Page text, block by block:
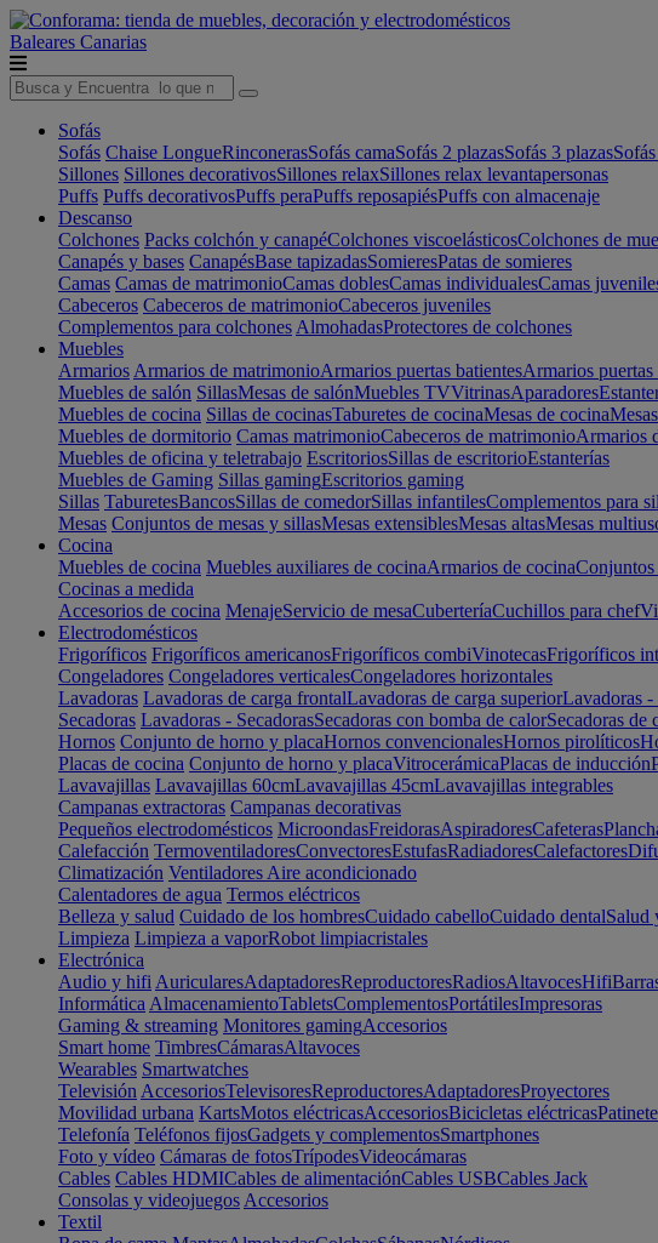
Baleares Canarias
Sofás
Sofás Chaise LongueRinconerasSofás camaSofás 2 plazasSofás 3 plazas
Sillones Sillones decorativosSillones relaxSillones relax levantapersonas
Puffs Puffs decorativosPuffs peraPuffs reposapiésPuffs con almacenaje
Descanso
Colchones Packs colchón y canapéColchones viscoelásticosColchones de
Canapés y bases CanapésBase tapizadasSomieresPatas de somieres
Camas Camas de matrimonioCamas doblesCamas individualesCamas
Cabeceros Cabeceros de matrimonioCabeceros juveniles
Complementos para colchones AlmohadasProtectores de colchones
Muebles
Armarios Armarios de matrimonioArmarios puertas batientesArmarios puertas
Muebles de salón SillasMesas de salónMuebles TVVitrinasAparadores
Muebles de cocina Sillas de cocinasTaburetes de cocinaMesas de cocina
Muebles de dormitorio Camas matrimonioCabeceros de matrimonioArmarios
Muebles de oficina y teletrabajo EscritoriosSillas de escritorioEstanterías
Muebles de Gaming Sillas gamingEscritorios gaming
Sillas TaburetesBancosSillas de comedorSillas infantilesComplementos para
Mesas Conjuntos de mesas y sillasMesas extensiblesMesas altasMesas
Cocina
Muebles de cocina Muebles auxiliares de cocinaArmarios de cocinaConjuntos
Cocinas a medida
Accesorios de cocina MenajeServicio de mesaCuberteríaCuchillos para chef
Electrodomésticos
Frigoríficos Frigoríficos americanosFrigoríficos combiVinotecasFrigoríficos
Congeladores Congeladores verticalesCongeladores horizontales
Lavadoras Lavadoras de carga frontalLavadoras de carga superiorLavadoras -
Secadoras Lavadoras - SecadorasSecadoras con bomba de calorSecadoras de
Hornos Conjunto de horno y placaHornos convencionalesHornos pirolíticos
Placas de cocina Conjunto de horno y placaVitrocerámicaPlacas de inducción
Lavavajillas Lavavajillas 60cmLavavajillas 45cmLavavajillas integrables
Campanas extractoras Campanas decorativas
Pequeños electrodomésticos MicroondasFreidorasAspiradoresCafeteras
Calefacción TermoventiladoresConvectoresEstufasRadiadoresCalefactores
Climatización Ventiladores Aire acondicionado
Calentadores de agua Termos eléctricos
Belleza y salud Cuidado de los hombresCuidado cabelloCuidado dentalSalud
Limpieza Limpieza a vaporRobot limpiacristales
Electrónica
Audio y hifi AuricularesAdaptadoresReproductoresRadiosAltavocesHifi
Informática AlmacenamientoTabletsComplementosPortátilesImpresoras
Gaming & streaming Monitores gamingAccesorios
Smart home TimbresCámarasAltavoces
Wearables Smartwatches
Televisión AccesoriosTelevisoresReproductoresAdaptadoresProyectores
Movilidad urbana KartsMotos eléctricasAccesoriosBicicletas eléctricas
Telefonía Teléfonos fijosGadgets y complementosSmartphones
Foto y vídeo Cámaras de fotosTrípodesVideocámaras
Cables Cables HDMICables de alimentaciónCables USBCables Jack
Consolas y videojuegos Accesorios
Textil